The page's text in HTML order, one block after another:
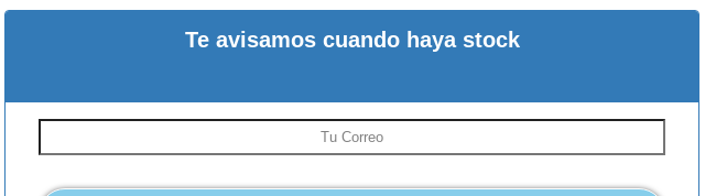
Te avisamos cuando haya stock